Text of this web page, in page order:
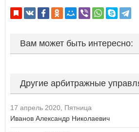
Курская область
Л
Липецкая область
Москва
Московская область
Мурманская область
Н
Вам может быть интересно:
Другие арбитражные
17 апрель 2020, Пятница
Иванов Александр Николаевич
Если вы АУ, то зарегистрируйтесь
,